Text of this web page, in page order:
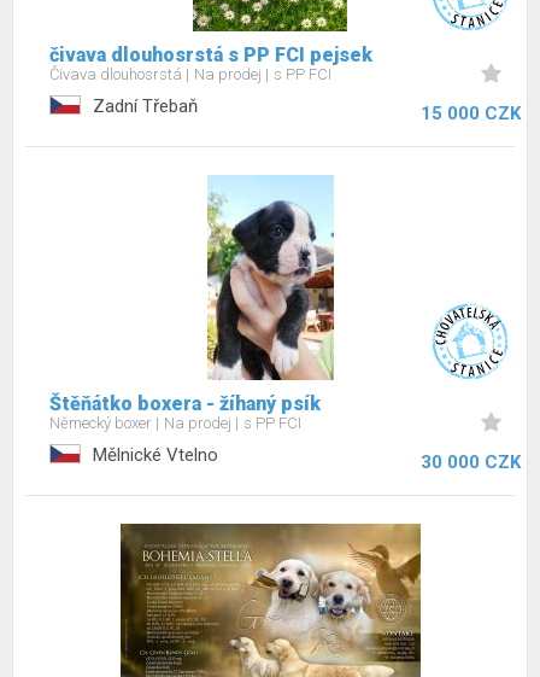
čivava dlouhosrstá s PP FCI pejsek
Čivava dlouhosrstá Na prodej s PP FCI
Zadní Třebaň 15 000 CZK
Štěňátko boxera - žíhaný psík
Německý boxer Na prodej s PP FCI
Mělnické Vtelno 30 000 CZK